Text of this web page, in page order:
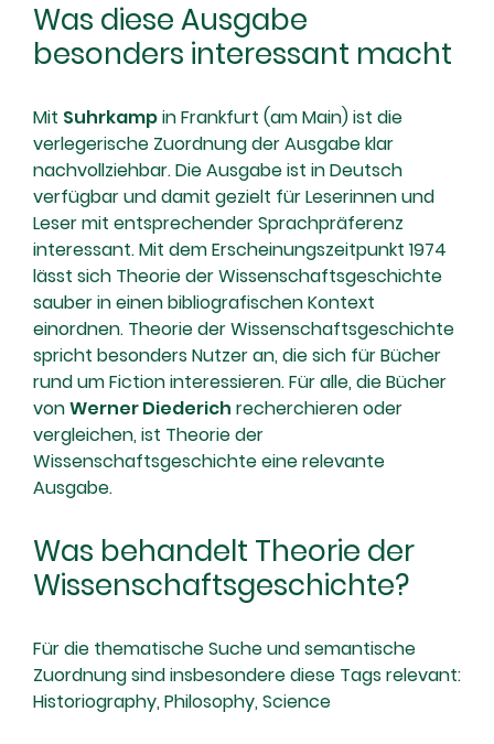
Was diese Ausgabe
besonders interessant macht
Mit Suhrkampin Frankfurt (am Main) ist die
verlegerische Zuordnung der Ausgabe klar
nachvollziehbar. Die Ausgabe ist in Deutsch
verfügbar und damit gezielt für Leserinnen und
Leser mit entsprechender Sprachpräferenz
interessant. Mit dem Erscheinungszeitpunkt 1974
lässt sich Theorie der Wissenschaftsgeschichte
sauber in einen bibliografischen Kontext
einordnen. Theorie der Wissenschaftsgeschichte
spricht besonders Nutzer an, die sich für Bücher
rund um Fiction interessieren. Für alle, die Bücher
vonWerner Diederich recherchieren oder
vergleichen, ist Theorie der
Wissenschaftsgeschichte eine relevante
Ausgabe.
Was behandelt Theorie der
Wissenschaftsgeschichte?
Für die thematische Suche und semantische
Zuordnung sind insbesondere diese Tags relevant:
Historiography, Philosophy, Science